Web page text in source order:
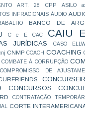
ART. 28 CPP ASILO
INFRACIONAIS ÁUDIO
BANCO DE
C e E CAC CAIU
JURÍDICAS CASO
CNMP COACH COACHING
COMBATE À CORRUPÇÃO
COMPROMISSO DE
CONCURSOS
CONTRATAÇÃO
CORTE